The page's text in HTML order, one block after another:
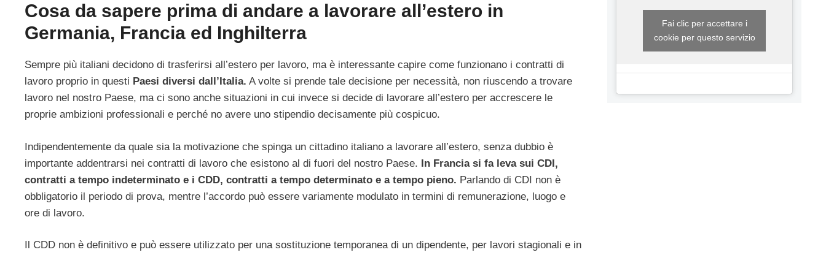
Cosa da sapere prima di andare a lavorare all’estero in
Germania, Francia ed Inghilterra
Sempre più italiani decidono di trasferirsi all’estero per lavoro, ma è interessante capire come funzionano i contratti di
lavoro proprio in questi Paesi diversi dall’Italia. A volte si prende tale decisione per necessità, non riuscendo a trovare
lavoro nel nostro Paese, ma ci sono anche situazioni in cui invece si decide di lavorare all’estero per accrescere le
proprie ambizioni professionali e perché no avere uno stipendio decisamente più cospicuo.
Indipendentemente da quale sia la motivazione che spinga un cittadino italiano a lavorare all’estero, senza dubbio è
importante addentrarsi nei contratti di lavoro che esistono al di fuori del nostro Paese. In Francia si fa leva sui CDI,
contratti a tempo indeterminato e i CDD, contratti a tempo determinato e a tempo pieno. Parlando di CDI non è
obbligatorio il periodo di prova, mentre l’accordo può essere variamente modulato in termini di remunerazione, luogo e
ore di lavoro.
Il CDD non è definitivo e può essere utilizzato per una sostituzione temporanea di un dipendente, per lavori stagionali e in
Fai clic per accettare i
cookie per questo servizio